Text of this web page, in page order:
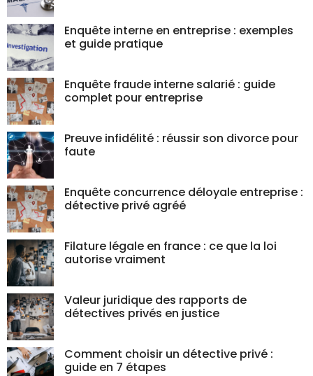
Enquête interne en entreprise : exemples
et guide pratique
Enquête fraude interne salarié : guide
complet pour entreprise
Preuve infidélité : réussir son divorce pour
faute
Enquête concurrence déloyale entreprise :
détective privé agréé
Filature légale en france : ce que la loi
autorise vraiment
Valeur juridique des rapports de
détectives privés en justice
Comment choisir un détective privé :
guide en 7 étapes